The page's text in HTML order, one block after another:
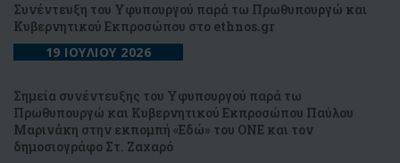
Συνέντευξη του Υφυπουργού παρά τω Πρωθυπουργώ και
Κυβερνητικού Εκπροσώπου στο ethnos.gr
19 ΙΟΥΛΙΟΥ 2026
Σημεία συνέντευξης του Υφυπουργού παρά τω
Πρωθυπουργώ και Κυβερνητικού Εκπροσώπου Παύλου
Μαρινάκη στην εκπομπή «Εδώ» του ONE και τον
δημοσιογράφο Στ. Ζαχαρό